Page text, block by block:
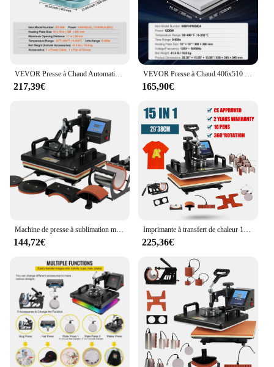
VEVOR Presse à Chaud Automatique, 381x381 mm, Machine de Sublimation Textile Intelligente avec Libération Automatique, Chauffe Rapidement et Uniformément, Transfert de Chaleur Efficace, pour T-shirts
217,39€
VEVOR Presse à Chaud 406x510 mm, Machine de Sublimation Textile 1700 W Chauffage Rapide, Presse à Chaleur Transfert par Sublimation, Numérique et Industrielle, pour T-shirts/Sacs/Oreillers, Noir
165,90€
Machine de presse à sublimation multifonctionnelle ChlorHeat, imprimante pour Économie, assiettes, casquettes, tasses, couvertures de téléphone, 5 en 1, 30x38cm
144,72€
Imprimante à transfert de chaleur 15-en-1 à sublimation ChlorMuntifunctional, pour t-shirt, tasse, casquette, football, bouteille, stylo, chaussures
225,36€